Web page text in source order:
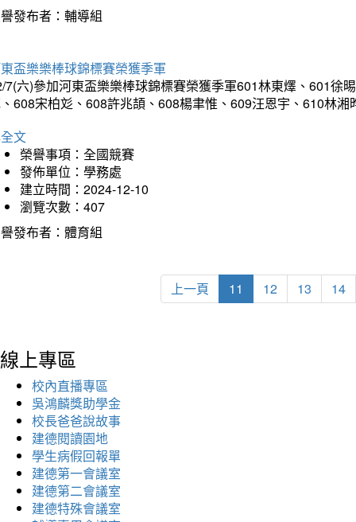
發布者：輔導組
盃樂樂棒球錦標賽榮獲季軍
7(六)參加河東盃樂樂棒球錦標賽榮獲季軍601林東燡、601徐
608宋柏彣、608許兆頡、608楊聿惟、609汪恩宇、610林
文
榮譽事項：全國競賽
發佈單位：學務處
建立時間：2024-12-10
瀏覽次數：407
發布者：體育組
上一頁 11 12 13 14
線上專區
校內直播專區
吳鴻麟獎助學金
校長爸爸說故事
建德閱讀園地
學生病假回報單
建德第一會議室
建德第二會議室
建德特殊會議室